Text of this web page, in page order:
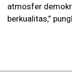
atmosfer
berkualitas,”